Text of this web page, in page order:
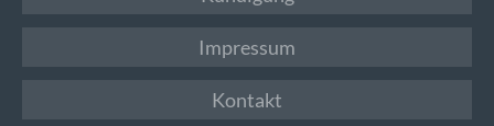
Impressum
Kontakt